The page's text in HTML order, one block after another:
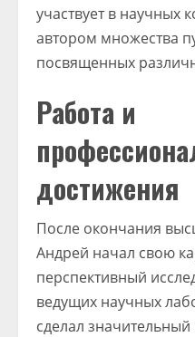
участвует в научных
автором множества
посвященных
Работа и
достижения
После окончания
Андрей начал свою
перспективный
ведущих научных
сделал значительный